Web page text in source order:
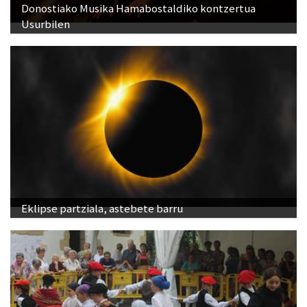
Donostiako Musika Hamabostaldiko kontzertua
Usurbilen
Eklipse partziala, astebete barru